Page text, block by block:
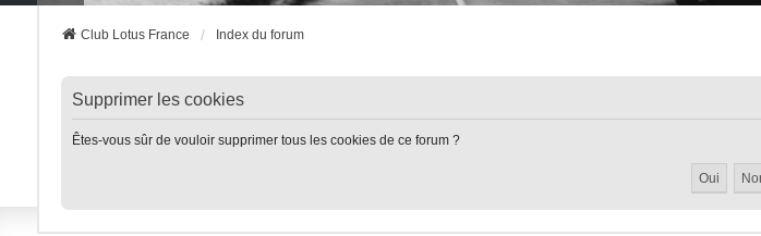
Club Lotus France Index du forum
Supprimer les cookies
Êtes-vous sûr de vouloir supprimer tous les cookies de ce forum ?